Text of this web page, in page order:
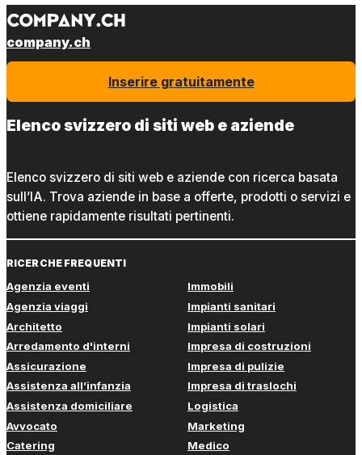
company.ch
Inserire gratuitamente
Elenco svizzero di siti web e aziende
Elenco svizzero di siti web e aziende con ricerca basata
sull’IA. Trova aziende in base a offerte, prodotti o servizi e
ottiene rapidamente risultati pertinenti.
RICERCHE FREQUENTI
Agenzia eventi
Agenzia viaggi
Architetto
Arredamento d'interni
Assicurazione
Assistenza all’infanzia
Assistenza domiciliare
Avvocato
Catering
Immobili
Impianti sanitari
Impianti solari
Impresa di costruzioni
Impresa di pulizie
Impresa di traslochi
Logistica
Marketing
Medico